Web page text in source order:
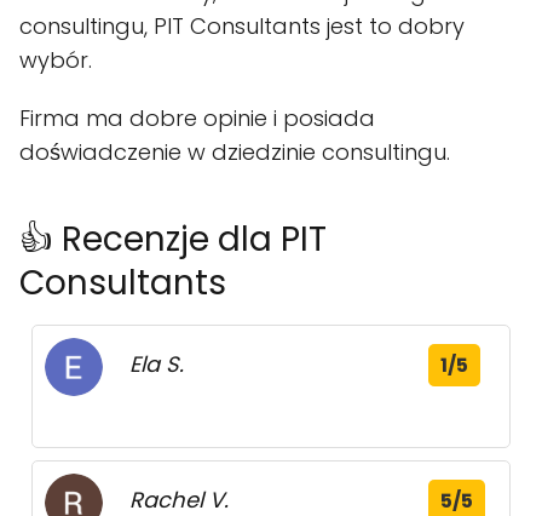
consultingu, PIT Consultants jest to dobry
wybór.
Firma ma dobre opinie i posiada
doświadczenie w dziedzinie consultingu.
👍 Recenzje dla PIT
Consultants
Ela S. 1/5
Rachel V. 5/5